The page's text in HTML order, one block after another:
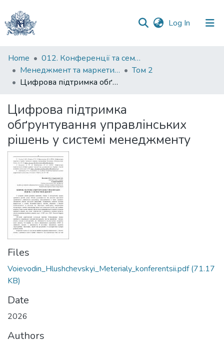
Log In (current)
Communities
&
Collections
Statistics
Home
012. Конференції та семінари НаУКМА
Менеджмент та маркетинг як фактори розвитку бізнесу : матеріали ІV Міжнародної науково-практичної конференції 15-17 квітня 2026 р.
Том 2
Цифрова підтримка обґрунтування управлінських рішень у системі менеджменту
Цифрова підтримка
обґрунтування управлінських
рішень у системі менеджменту
Files
Voievodin_Hlushchevskyi_Meterialy_konferentsii.pdf(71.17
KB)
Date
2026
Authors